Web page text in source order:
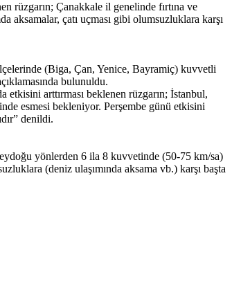
rüzgarın; Çanakkale il genelinde fırtına ve
aksamalar, çatı uçması gibi olumsuzluklara karşı
(Biga, Çan, Yenice, Bayramiç) kuvvetli
bulunuldu.
etkisini arttırması beklenen rüzgarın; İstanbul,
esmesi bekleniyor. Perşembe günü etkisini
denildi.
yönlerden 6 ila 8 kuvvetinde (50-75 km/sa)
(deniz ulaşımında aksama vb.) karşı başta